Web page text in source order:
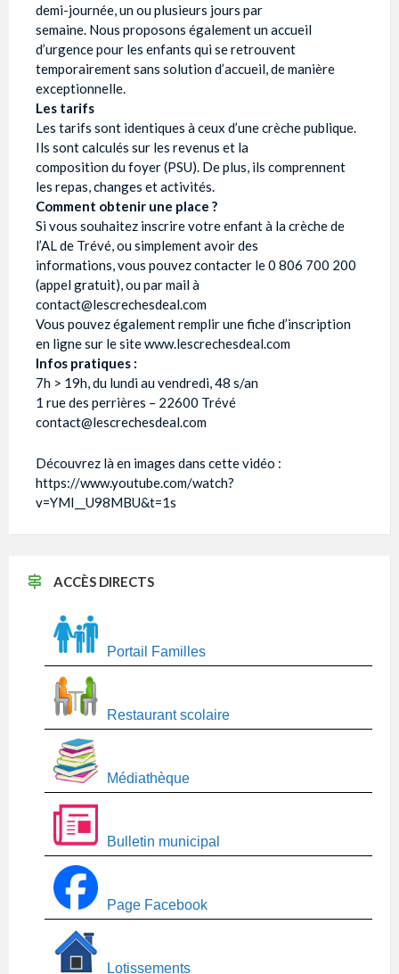
demi-journée, un ou plusieurs jours par
semaine. Nous proposons également un accueil
d’urgence pour les enfants qui se retrouvent
temporairement sans solution d’accueil, de manière
exceptionnelle.
Les tarifs
Les tarifs sont identiques à ceux d’une crèche publique.
Ils sont calculés sur les revenus et la
composition du foyer (PSU). De plus, ils comprennent
les repas, changes et activités.
Comment obtenir une place ?
Si vous souhaitez inscrire votre enfant à la crèche de
l’AL de Trévé, ou simplement avoir des
informations, vous pouvez contacter le 0 806 700 200
(appel gratuit), ou par mail à
contact@lescrechesdeal.com
Vous pouvez également remplir une fiche d’inscription
en ligne sur le site www.lescrechesdeal.com
Infos pratiques :
7h > 19h, du lundi au vendredi, 48 s/an
1 rue des perrières – 22600 Trévé
contact@lescrechesdeal.com
Découvrez là en images dans cette vidéo :
https://www.youtube.com/watch?
v=YMI__U98MBU&t=1s
ACCÈS DIRECTS
Portail Familles
Restaurant scolaire
Médiathèque
Bulletin municipal
Page Facebook
Lotissements